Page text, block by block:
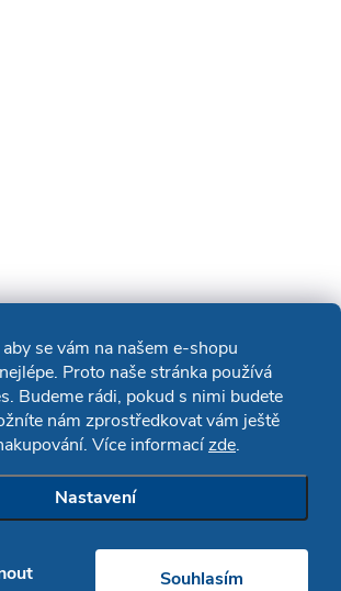
se vám na našem e-shopu
Proto naše stránka používá
Budeme rádi, pokud s nimi budete
nám zprostředkovat vám ještě
Více informacízde.
Nastavení
Souhlasím